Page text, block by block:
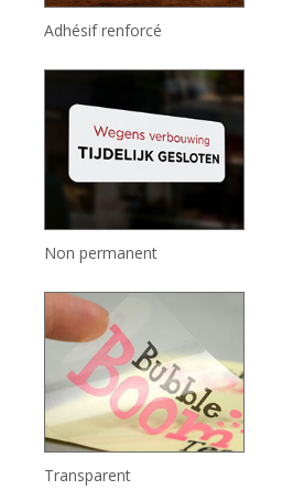
Adhésif renforcé
Non permanent
Transparent